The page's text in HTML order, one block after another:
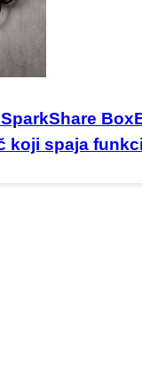
koji spaja